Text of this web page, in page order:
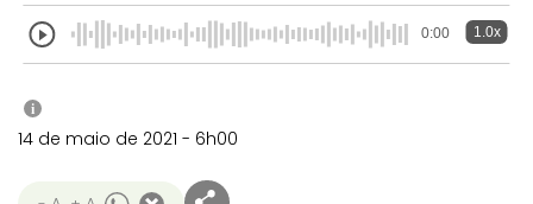
0:00 1.0x
i
14 de maio de 2021 - 6h00